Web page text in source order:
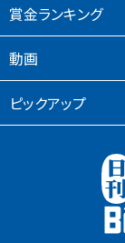
賞⾦ランキング
動画
ピックアップ